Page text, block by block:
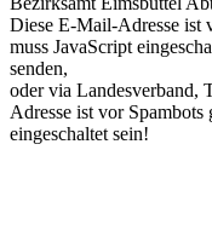
Diese E-Mail-Adresse ist
muss JavaScript
senden,
oder via Landesverband,
Adresse ist vor
eingeschaltet sein!